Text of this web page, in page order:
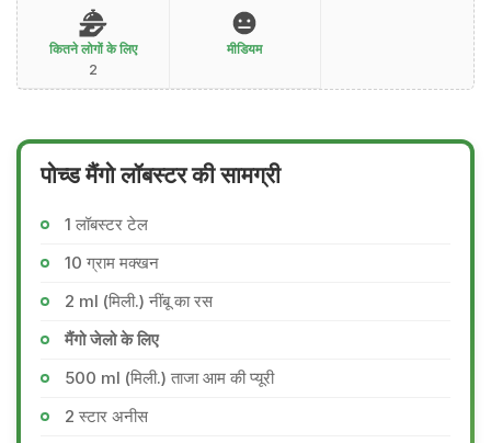
कितने लोगों के लिए
2
मीडियम
पोच्ड मैंगो लॉबस्टर की सामग्री
1 लॉबस्टर टेल
10 ग्राम मक्खन
2 ml (मिली.) नींबू का रस
मैंगो जेलो के लिए
500 ml (मिली.) ताजा आम की प्यूरी
2 स्टार अनीस